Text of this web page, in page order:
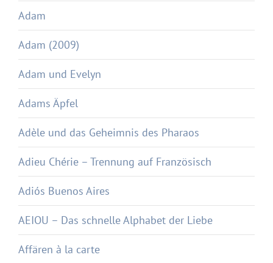
Adam
Adam (2009)
Adam und Evelyn
Adams Äpfel
Adèle und das Geheimnis des Pharaos
Adieu Chérie – Trennung auf Französisch
Adiós Buenos Aires
AEIOU – Das schnelle Alphabet der Liebe
Affären à la carte